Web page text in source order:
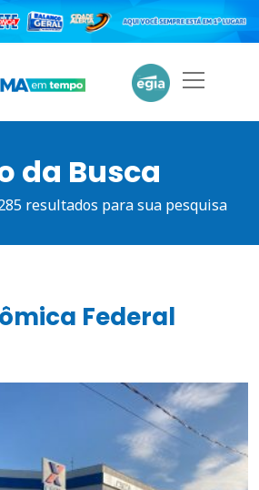
da Busca
resultados para sua pesquisa
Federal